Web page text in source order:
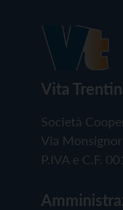
Vita
Società
Via
P.IVA e C.F.